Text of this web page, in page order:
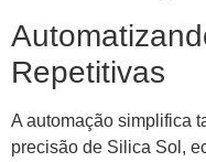
Repetitivas
A automação simplifica
precisão de Silica Sol,